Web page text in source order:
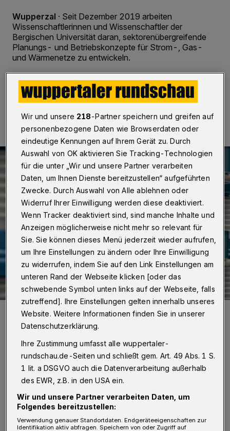
Wupperzal · Seit Dezember 2019 arbeiten
Wissenschaftlerinnen und Wissenschaftler der
Bergischen Universität daran, sektorenübergreifende
Planungs- und Betriebskonzepte für Strom-, Gas-
und Wärmenetze zu entwickeln.
05.02.2020 , 22:12 Uhr 2 Minuten Lesezeit
Prof. Dr.-Ing. Zdrallek im Hochspannungslabor der Universität.
I
m Rahmen des Forschungsvorhabens
„SektorPlan“ kooperiert der Lehrstuhl für
Elektrische Energieversorgungstechnik unter
Wir und unsere 218-Partner speichern und greifen auf
personenbezogene Daten wie Browserdaten oder
eindeutige Kennungen auf Ihrem Gerät zu. Durch
Auswahl von OK aktivieren Sie Tracking-Technologien
für die unter „Wir und unsere Partner verarbeiten
Daten, um Ihnen Dienste bereitzustellen“ aufgeführten
Zwecke. Durch Auswahl von Alle ablehnen oder
Widerruf Ihrer Einwilligung werden diese deaktiviert.
Wenn Tracker deaktiviert sind, sind manche Inhalte und
Anzeigen möglicherweise nicht mehr so relevant für
Sie. Sie können dieses Menü jederzeit wieder aufrufen,
um Ihre Einstellungen zu ändern oder Ihre Einwilligung
zu widerrufen, indem Sie auf den Link Einstellungen am
unteren Rand der Webseite klicken [oder das
schwebende Symbol unten links auf der Webseite, falls
zutreffend]. Ihre Einstellungen gelten innerhalb unseres
Website. Weitere Informationen finden Sie in unserer
Datenschutzerklärung.
Ihre Zustimmung umfasst alle wuppertaler-
rundschau.de-Seiten und schließt gem. Art. 49 Abs. 1 S.
1 lit. a DSGVO auch die Datenverarbeitung außerhalb
des EWR, z.B. in den USA ein.
Wir und unsere Partner verarbeiten Daten, um
Folgendes bereitzustellen:
Verwendung genauer Standortdaten. Endgeräteeigenschaften zur
Identifikation aktiv abfragen. Speichern von oder Zugriff auf